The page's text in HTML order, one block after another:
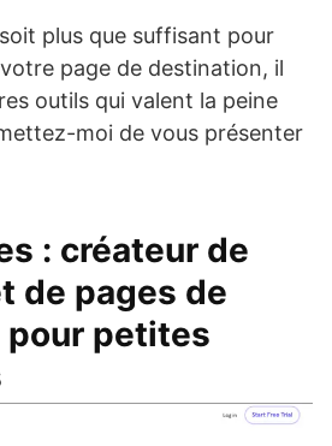
soit plus que suffisant pour
page de destination, il
outils qui valent la peine
moi de vous présenter
: créateur de
de pages de
petites